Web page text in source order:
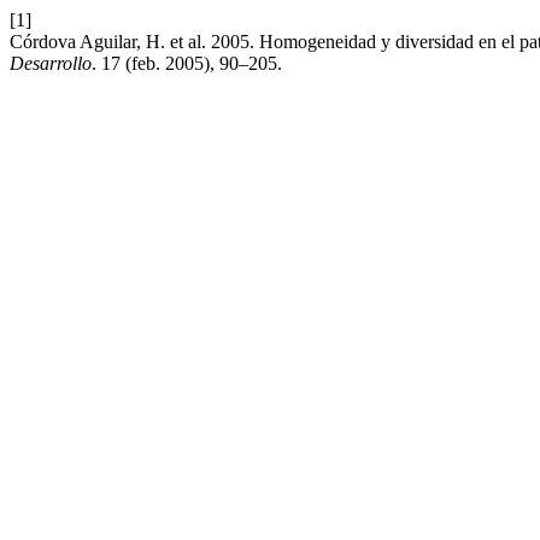
[1]
Córdova Aguilar, H. et al. 2005. Homogeneidad y diversidad en el
Desarrollo. 17 (feb. 2005), 90–205.